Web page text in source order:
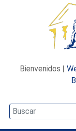
Bienvenidos |